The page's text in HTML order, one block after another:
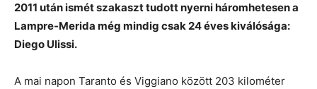
2011 után ismét szakaszt tudott nyerni háromhetesen a
Lampre-Merida még mindig csak 24 éves kiválósága:
Diego Ulissi.
A mai napon Taranto és Viggiano között 203 kilométer